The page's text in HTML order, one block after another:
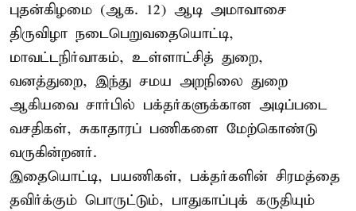
புதன்கிழமை (ஆக. 12) ஆடி அமாவாசை
திருவிழா நடைபெறுவதையொட்டி,
மாவட்டநிர்வாகம், உள்ளாட்சித் துறை,
வனத்துறை, இந்து சமய அறநிலை துறை
ஆகியவை சார்பில் பக்தர்களுக்கான அடிப்படை
வசதிகள், சுகாதாரப் பணிகளை மேற்கொண்டு
வருகின்றனர்.
இதையொட்டி, பயணிகள், பக்தர்களின் சிரமத்தை
தவிர்க்கும் பொருட்டும், பாதுகாப்புக் கருதியும்